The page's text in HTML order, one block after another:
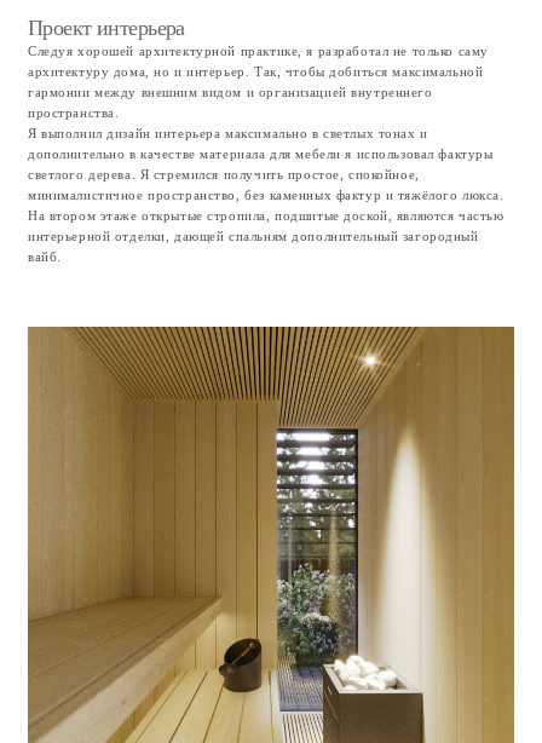
58 млн.
Бюджет проекта
готового дома
Класса-А
Первый платеж
включающий в
стоимость участок и
20 мес.
Плановый срок
реализации проекта